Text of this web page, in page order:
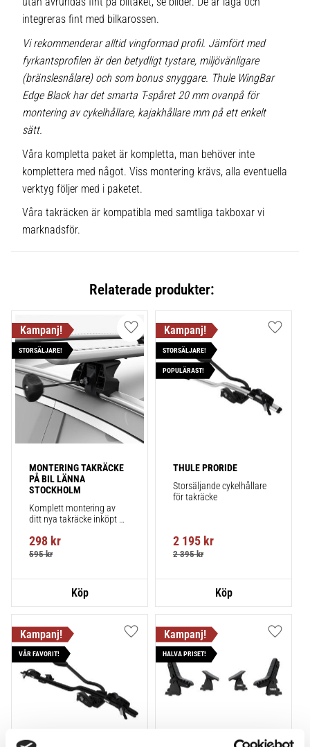
integreras fint med bilkarossen.
Vi rekommenderar alltid vingformad profil. Jämfört med
fyrkantsprofilen är den betydligt tystare, miljövänligare
(bränslesnålare) och som bonus snyggare. Thule WingBar
Edge Black har det smarta T-spåret 20 mm ovanpå för
montering av cykelhållare, kajakhållare mm på ett enkelt
sätt.
Våra kompletta paket är kompletta, man behöver inte
komplettera med något. Viss montering krävs, alla eventuella
verktyg följer med i paketet.
Våra takräcken är kompatibla med samtliga takboxar vi
marknadsför.
Relaterade produkter:
MONTERING TAKRÄCKE
PÅ BIL LÄNNA
STOCKHOLM
Komplett montering av
ditt nya takräcke inköpt
montering på din bil.
298 kr
595kr
STORSÄLJARE!
Lägg till i favoriter
THULE PRORIDE
Storsäljande cykelhållare
för takräcke
2 195 kr
2 395kr
STORSÄLJARE!
POPULÄRAST!
Lägg
VÅR FAVORIT!
Lägg till i favoriter
HALVA PRISET!
Lägg